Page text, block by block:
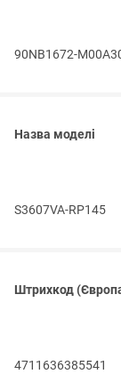
90NB1672-
Назва моделі
S3607VA-RP145
Штрихкод
4711636385541